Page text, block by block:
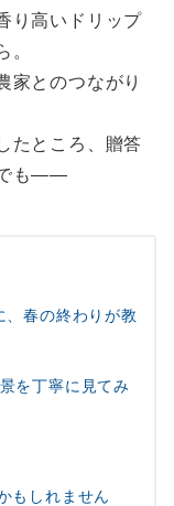
り高いドリップ
。
家とのつながり
たところ、贈答
でも――
、春の終わりが教
を丁寧に見てみ
もしれません